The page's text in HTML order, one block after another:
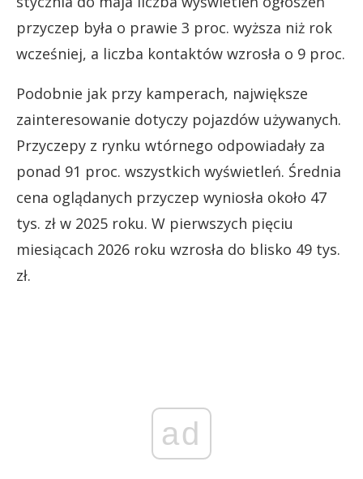
przyczep była o prawie 3 proc. wyższa niż rok
wcześniej, a liczba kontaktów wzrosła o 9 proc.
Podobnie jak przy kamperach, największe
zainteresowanie dotyczy pojazdów używanych.
Przyczepy z rynku wtórnego odpowiadały za
ponad 91 proc. wszystkich wyświetleń. Średnia
cena oglądanych przyczep wyniosła około 47
tys. zł w 2025 roku. W pierwszych pięciu
miesiącach 2026 roku wzrosła do blisko 49 tys.
zł.
ad